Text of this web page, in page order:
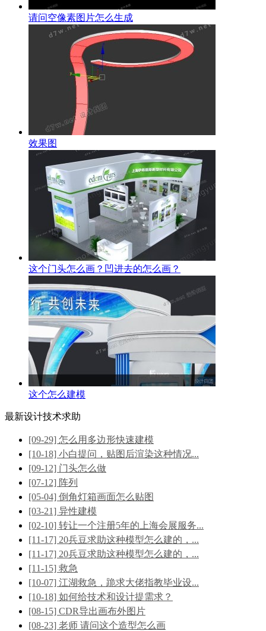
请问空像素图片怎么生成
效果图
这个门头怎么画？凹进去的怎么画？
这个怎么建模
最新设计技术求助
[09-29] 怎么用多边形快速建模
[10-18] 小白提问，贴图后渲染这种情况...
[09-12] 门头怎么做
[07-12] 阵列
[05-04] 倒角灯箱画面怎么贴图
[03-21] 异性建模
[02-10] 转让一个注册5年的上海会展服务...
[11-17] 20兵豆求助这种模型怎么建的，...
[11-17] 20兵豆求助这种模型怎么建的，...
[11-15] 救急
[10-07] 江湖救急，跪求大佬指教毕业设...
[10-18] 如何给技术和设计提需求？
[08-15] CDR导出画布外图片
[08-23] 老师 请问这个造型怎么画